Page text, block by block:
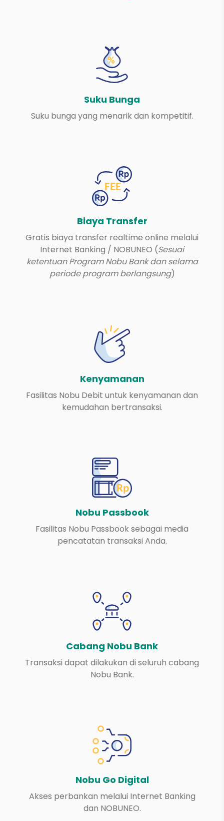
Suku Bunga
Suku bunga yang menarik dan kompetitif.
Biaya Transfer
Gratis biaya transfer realtime online melalui
Internet Banking / NOBUNEO (Sesuai
ketentuan Program Nobu Bank dan selama
periode program berlangsung)
Kenyamanan
Fasilitas Nobu Debit untuk kenyamanan dan
kemudahan bertransaksi.
Nobu Passbook
Fasilitas Nobu Passbook sebagai media
pencatatan transaksi Anda.
Cabang Nobu Bank
Transaksi dapat dilakukan di seluruh cabang
Nobu Bank.
Nobu Go Digital
Akses perbankan melalui Internet Banking
dan NOBUNEO.